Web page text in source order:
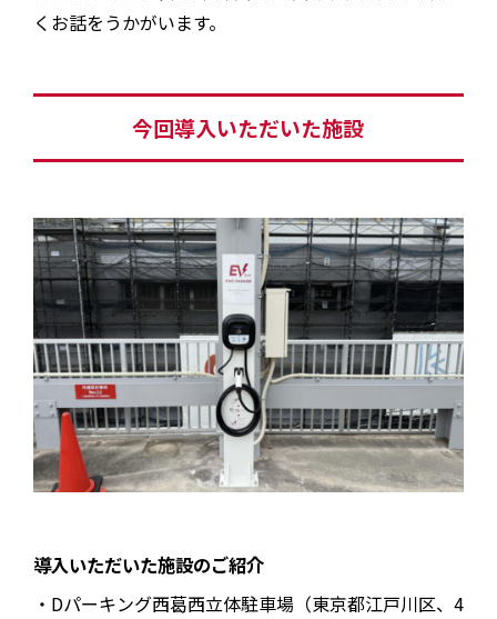
くお話をうかがいます。
今回導入いただいた施設
導入いただいた施設のご紹介
・Dパーキング西葛西立体駐車場（東京都江戸川区、4